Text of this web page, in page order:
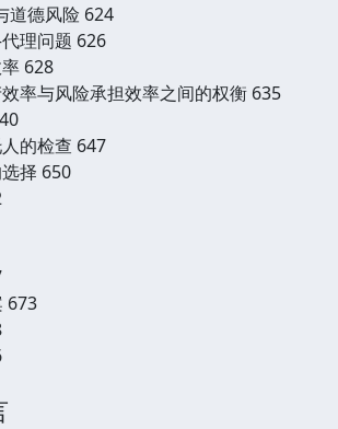
道德风险 624
理问题 626
628
率与风险承担效率之间的权衡 635
的检查 647
择 650
673